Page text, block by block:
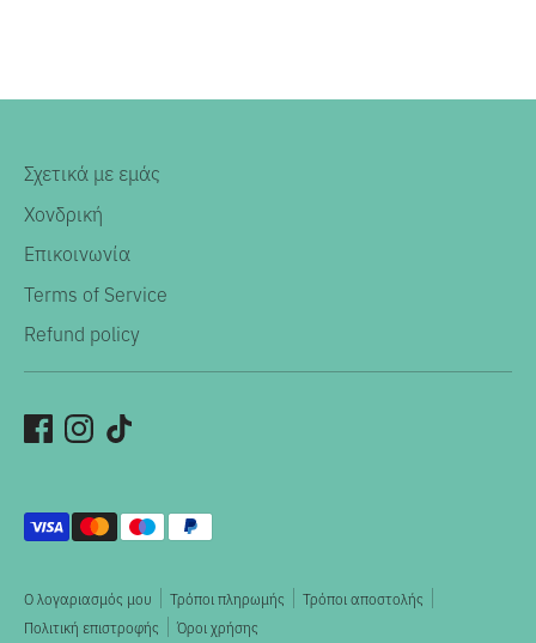
Σχετικά με εμάς
Χονδρική
Επικοινωνία
Terms of Service
Refund policy
Ο λογαριασμός μου Τρόποι πληρωμής
Τρόποι αποστολής
Πολιτική επιστροφής
Όροι χρήσης
Αποδεκτοί
τρόποι